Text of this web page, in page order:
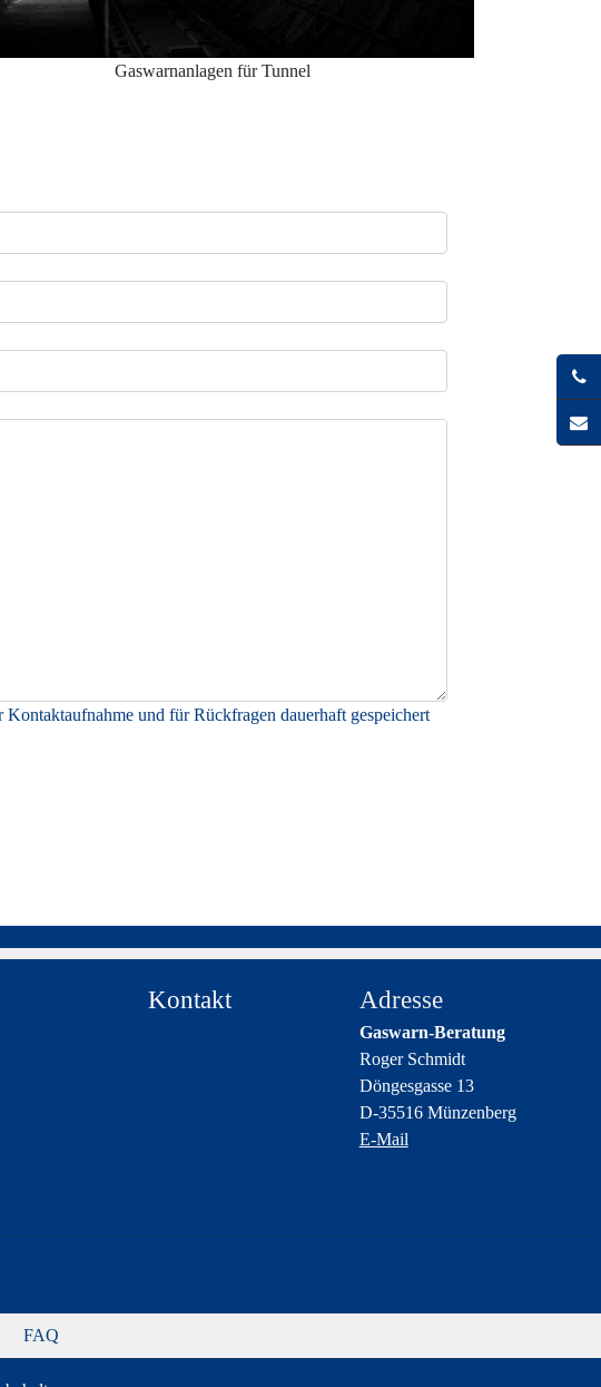
Gaswarnanlagen für Tunnel
und für Rückfragen dauerhaft gespeichert
Kontakt Adresse
Gaswarn-Beratung
Roger Schmidt
Döngesgasse 13
D-35516 Münzenberg
E-Mail
FAQ